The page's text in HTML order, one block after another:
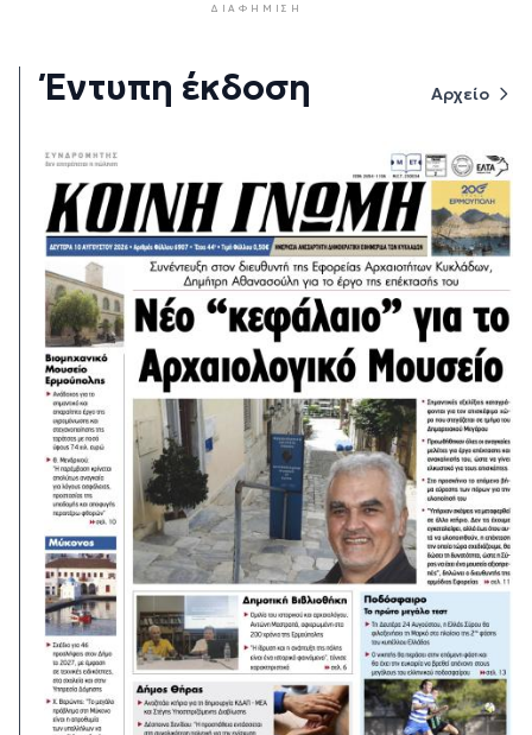
ΔΙΑΦΉΜΙΣΗ
Έντυπη έκδοση Αρχείο